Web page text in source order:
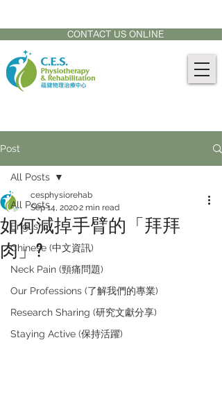
CONTACT US ONLINE
Post
All Posts
English
Chinese (中文資訊)
Neck Pain (頸痛問題)
Our Professions (了解我們的專業)
Research Sharing (研究文獻分享)
Staying Active (保持活躍)
All Posts
如何減掉手臂的「拜拜
肉」?
cesphysiorehab
Sep 14, 20202 min read